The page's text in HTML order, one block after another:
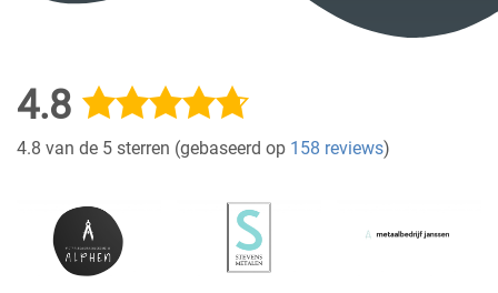
4.8
4.8 van de 5 sterren (gebaseerd op 158 reviews)